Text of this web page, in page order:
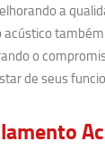
a
o
de seus